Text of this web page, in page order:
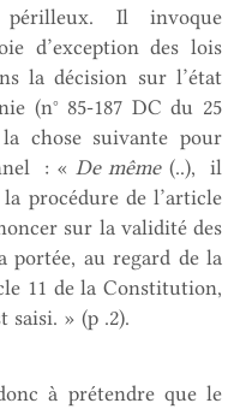
Il invoque
d’exception des lois
la décision sur l’état
(n° 85-187 DC du 25
chose suivante pour
: « De même (..), il
procédure de l’article
sur la validité des
portée, au regard de la
11 de la Constitution,
saisi. » (p .2).
à prétendre que le